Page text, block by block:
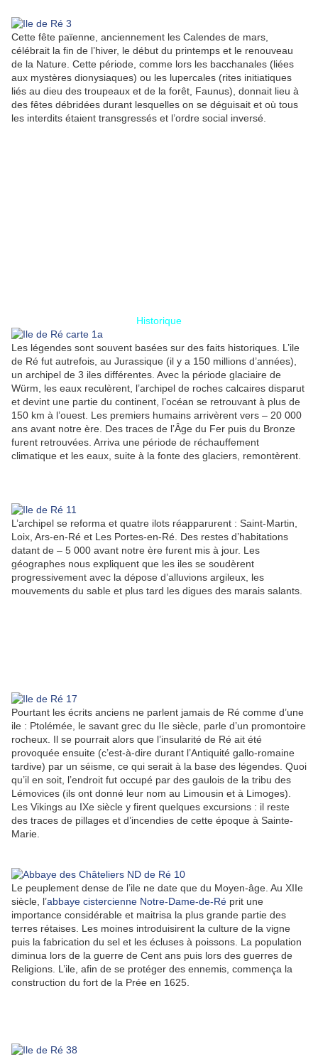
Cette fête païenne, anciennement les Calendes de mars,
célébrait la fin de l’hiver, le début du printemps et le renouveau
de la Nature. Cette période, comme lors les bacchanales (liées
aux mystères dionysiaques) ou les lupercales (rites initiatiques
liés au dieu des troupeaux et de la forêt, Faunus), donnait lieu à
des fêtes débridées durant lesquelles on se déguisait et où tous
les interdits étaient transgressés et l’ordre social inversé.
Historique
Les légendes sont souvent basées sur des faits historiques. L’ile
de Ré fut autrefois, au Jurassique (il y a 150 millions d’années),
un archipel de 3 iles différentes. Avec la période glaciaire de
Würm, les eaux reculèrent, l’archipel de roches calcaires disparut
et devint une partie du continent, l’océan se retrouvant à plus de
150 km à l’ouest. Les premiers humains arrivèrent vers – 20 000
ans avant notre ère. Des traces de l’Âge du Fer puis du Bronze
furent retrouvées. Arriva une période de réchauffement
climatique et les eaux, suite à la fonte des glaciers, remontèrent.
L’archipel se reforma et quatre ilots réapparurent : Saint-Martin,
Loix, Ars-en-Ré et Les Portes-en-Ré. Des restes d’habitations
datant de – 5 000 avant notre ère furent mis à jour. Les
géographes nous expliquent que les iles se soudèrent
progressivement avec la dépose d’alluvions argileux, les
mouvements du sable et plus tard les digues des marais salants.
Pourtant les écrits anciens ne parlent jamais de Ré comme d’une
ile : Ptolémée, le savant grec du IIe siècle, parle d’un promontoire
rocheux. Il se pourrait alors que l’insularité de Ré ait été
provoquée ensuite (c’est-à-dire durant l’Antiquité gallo-romaine
tardive) par un séisme, ce qui serait à la base des légendes. Quoi
qu’il en soit, l’endroit fut occupé par des gaulois de la tribu des
Lémovices (ils ont donné leur nom au Limousin et à Limoges).
Les Vikings au IXe siècle y firent quelques excursions : il reste
des traces de pillages et d’incendies de cette époque à Sainte-
Marie.
Le peuplement dense de l’ile ne date que du Moyen-âge. Au XIIe
siècle, l’abbaye cistercienne Notre-Dame-de-Ré prit une
importance considérable et maitrisa la plus grande partie des
terres rétaises. Les moines introduisirent la culture de la vigne
puis la fabrication du sel et les écluses à poissons. La population
diminua lors de la guerre de Cent ans puis lors des guerres de
Religions. L’ile, afin de se protéger des ennemis, commença la
construction du fort de la Prée en 1625.